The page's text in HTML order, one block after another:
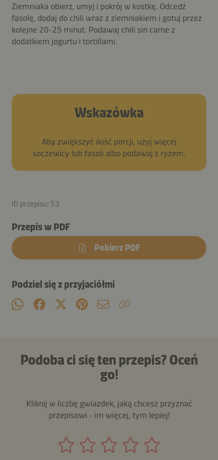
Ziemniaka obierz, umyj i pokrój w kostkę. Odcedź
fasolę, dodaj do chili wraz z ziemniakiem i gotuj przez
kolejne 20-25 minut. Podawaj chili sin carne z
dodatkiem jogurtu i tortillami.
Wskazówka
Aby zwiększyć ilość porcji, użyj więcej
soczewicy lub fasoli albo podawaj z ryżem.
ID przepisu: 53
Przepis w PDF
Pobierz PDF
Podziel się z przyjaciółmi
Podoba ci się ten przepis? Oceń
go!
Kliknij w liczbę gwiazdek, jaką chcesz przyznać
przepisowi - im więcej, tym lepiej!